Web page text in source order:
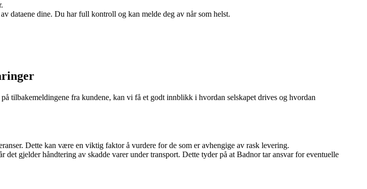
dataene dine. Du har full kontroll og kan melde deg av når som helst.
tilbakemeldingene fra kundene, kan vi få et godt innblikk i hvordan selskapet drives og hvordan
Dette kan være en viktig faktor å vurdere for de som er avhengige av rask levering.
gjelder håndtering av skadde varer under transport. Dette tyder på at Badnor tar ansvar for eventuelle